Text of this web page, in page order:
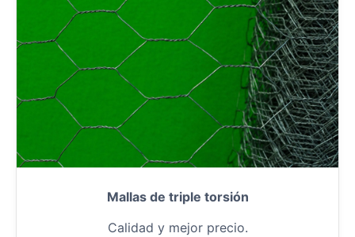
Mallas de triple torsión
Calidad y mejor precio.